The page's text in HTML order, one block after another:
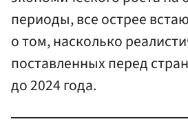
периоды, все острее
о том, насколько
поставленных перед
до 2024 года.